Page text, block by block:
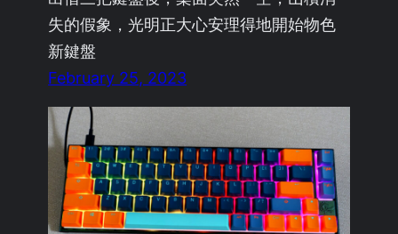
失的假象，光明正大心安理得地開始物色
新鍵盤
February 25, 2023